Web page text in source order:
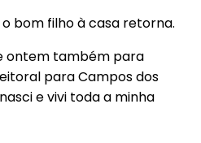
bom filho à casa retorna.
ontem também para
para Campos dos
e vivi toda a minha